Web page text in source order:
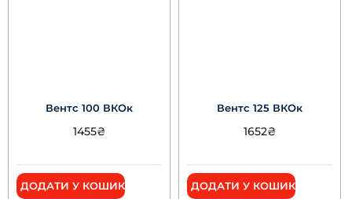
Вентс 100 ВКОк
1455₴
ДОДАТИ У КОШИК
Вентс 125 ВКОк
1652₴
ДОДАТИ У КОШИК